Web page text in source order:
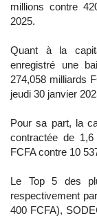
millions contre
2025.
Quant à la
enregistré une
274,058 milliards
jeudi 30 janvier
Pour sa part, la
contractée de
FCFA contre 10
Le Top 5 des
respectivement
400 FCFA),